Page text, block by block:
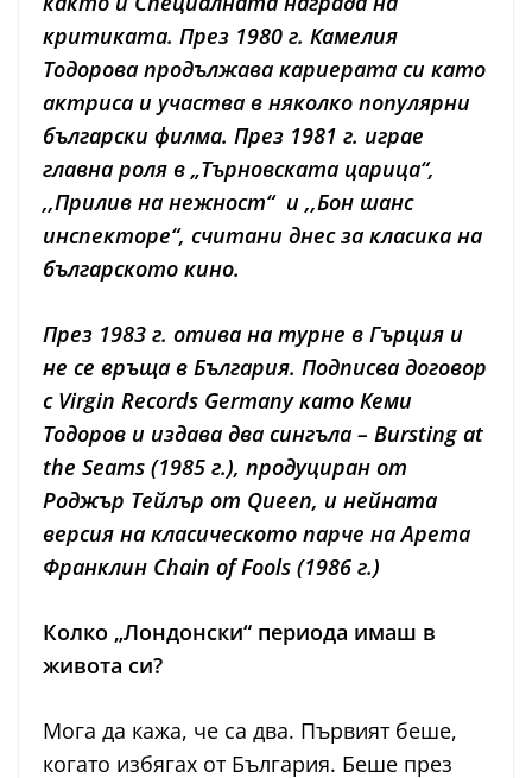
критиката. През 1980 г. Камелия
Тодорова продължава кариерата си като
актриса и участва в няколко популярни
български филма. През 1981 г. играе
главна роля в „Търновската царица“,
,,Прилив на нежност“ и ,,Бон шанс
инспекторе“, считани днес за класика на
българското кино.
През 1983 г. отива на турне в Гърция и
не се връща в България. Подписва договор
с Virgin Records Germany като Кеми
Тодоров и издава два сингъла – Bursting at
the Seams (1985 г.), продуциран от
Роджър Тейлър от Queen, и нейната
версия на класическото парче на Арeта
Франклин Chain of Fools (1986 г.)
Колко „Лондонски“ периода имаш в
живота си?
Мога да кажа, че са два. Първият беше,
когато избягах от България. Беше през